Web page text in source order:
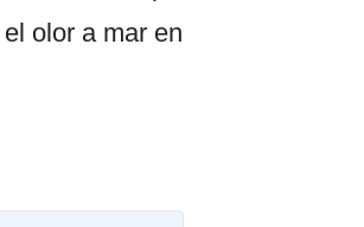
olor a mar en